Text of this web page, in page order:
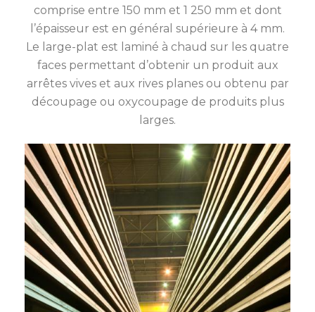
comprise entre 150 mm et 1 250 mm et dont
l’épaisseur est en général supérieure à 4 mm.
Le large-plat est laminé à chaud sur les quatre
faces permettant d’obtenir un produit aux
arrêtes vives et aux rives planes ou obtenu par
découpage ou oxycoupage de produits plus
larges.